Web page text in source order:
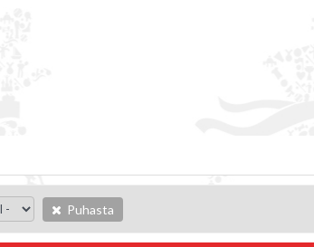
Puhasta